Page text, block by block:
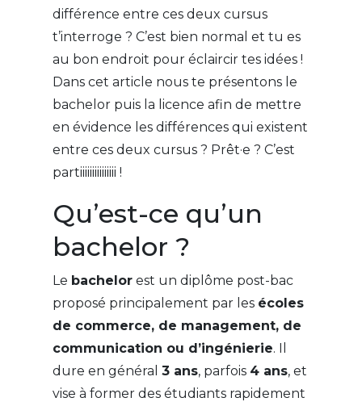
différence entre ces deux cursus
t’interroge ? C’est bien normal et tu es
au bon endroit pour éclaircir tes idées !
Dans cet article nous te présentons le
bachelor puis la licence afin de mettre
en évidence les différences qui existent
entre ces deux cursus ? Prêt·e ? C’est
partiiiiiiiiiiiiiii !
Qu’est-ce qu’un
bachelor ?
Le bachelorest un diplôme post-bac
proposé principalement par les écoles
de commerce, de management, de
communication ou d’ingénierie. Il
dure en général 3 ans, parfois 4 ans, et
vise à former des étudiants rapidement